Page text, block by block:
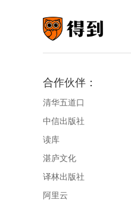
合作伙伴：
清华五道口
中信出版社
读库
湛庐文化
译林出版社
阿里云